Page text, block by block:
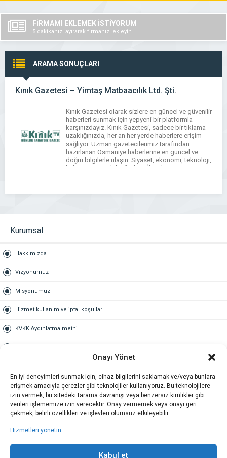
Onayı Yönet
En iyi deneyimleri sunmak için, cihaz bilgilerini saklamak ve/veya bunlara
erişmek amacıyla çerezler gibi teknolojiler kullanıyoruz. Bu teknolojilere
izin vermek, bu sitedeki tarama davranışı veya benzersiz kimlikler gibi
verileri işlememize izin verecektir. Onay vermemek veya onayı geri
çekmek, belirli özellikleri ve işlevleri olumsuz etkileyebilir.
Hizmetleri yönetin
Kabul et
FİRMAMI EKLEMEK İSTİYORUM
5 dakikanızı ayırarak firmanızı ekleyin..
ARAMA SONUÇLARI
Kınık Gazetesi – Yimtaş Matbaacılık Ltd. Şti.
Kınık Gazetesi olarak sizlere en güncel ve güvenilir
haberleri sunmak için yepyeni bir platformla
karşınızdayız. Kınık Gazetesi, sadece bir tıklama
uzaklığınızda, her an her yerde haberlere erişim
sağlıyor. Uzman gazetecilerimiz tarafından
hazırlanan Osmaniye haberlerine en güncel ve
doğru bilgilerle ulaşın. Siyaset, ekonomi, teknoloji,
kültür, spor ve daha fazlası. İlgi alanınıza uygun
Kurumsal
Hakkımızda
Vizyonumuz
Misyonumuz
Hizmet kullanım ve iptal koşulları
KVKK Aydınlatma metni
Gold üyelik nedir
Kariyer
İş Başvuru Formu